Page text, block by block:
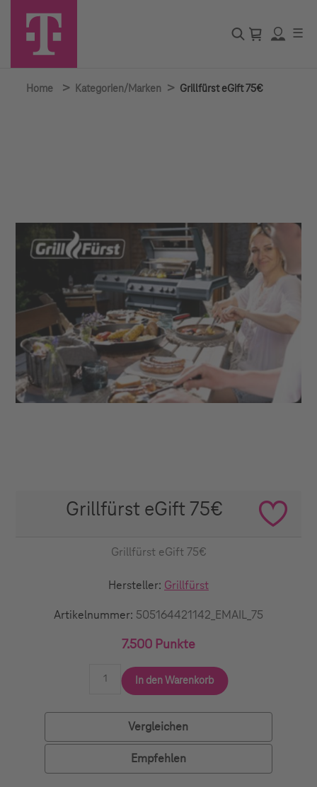
☰
Home > Kategorien/Marken > Grillfürst eGift 75€
Grillfürst eGift 75€
Grillfürst eGift 75€
Hersteller: Grillfürst
Artikelnummer: 505164421142_EMAIL_75
7.500 Punkte
In den Warenkorb
Vergleichen
Empfehlen